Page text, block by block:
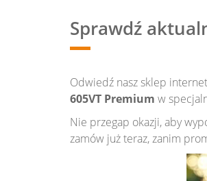
Sprawdź
Odwiedź nasz sklep
605VT Premium w
Nie przegap okazji, aby
zamów już teraz, zanim